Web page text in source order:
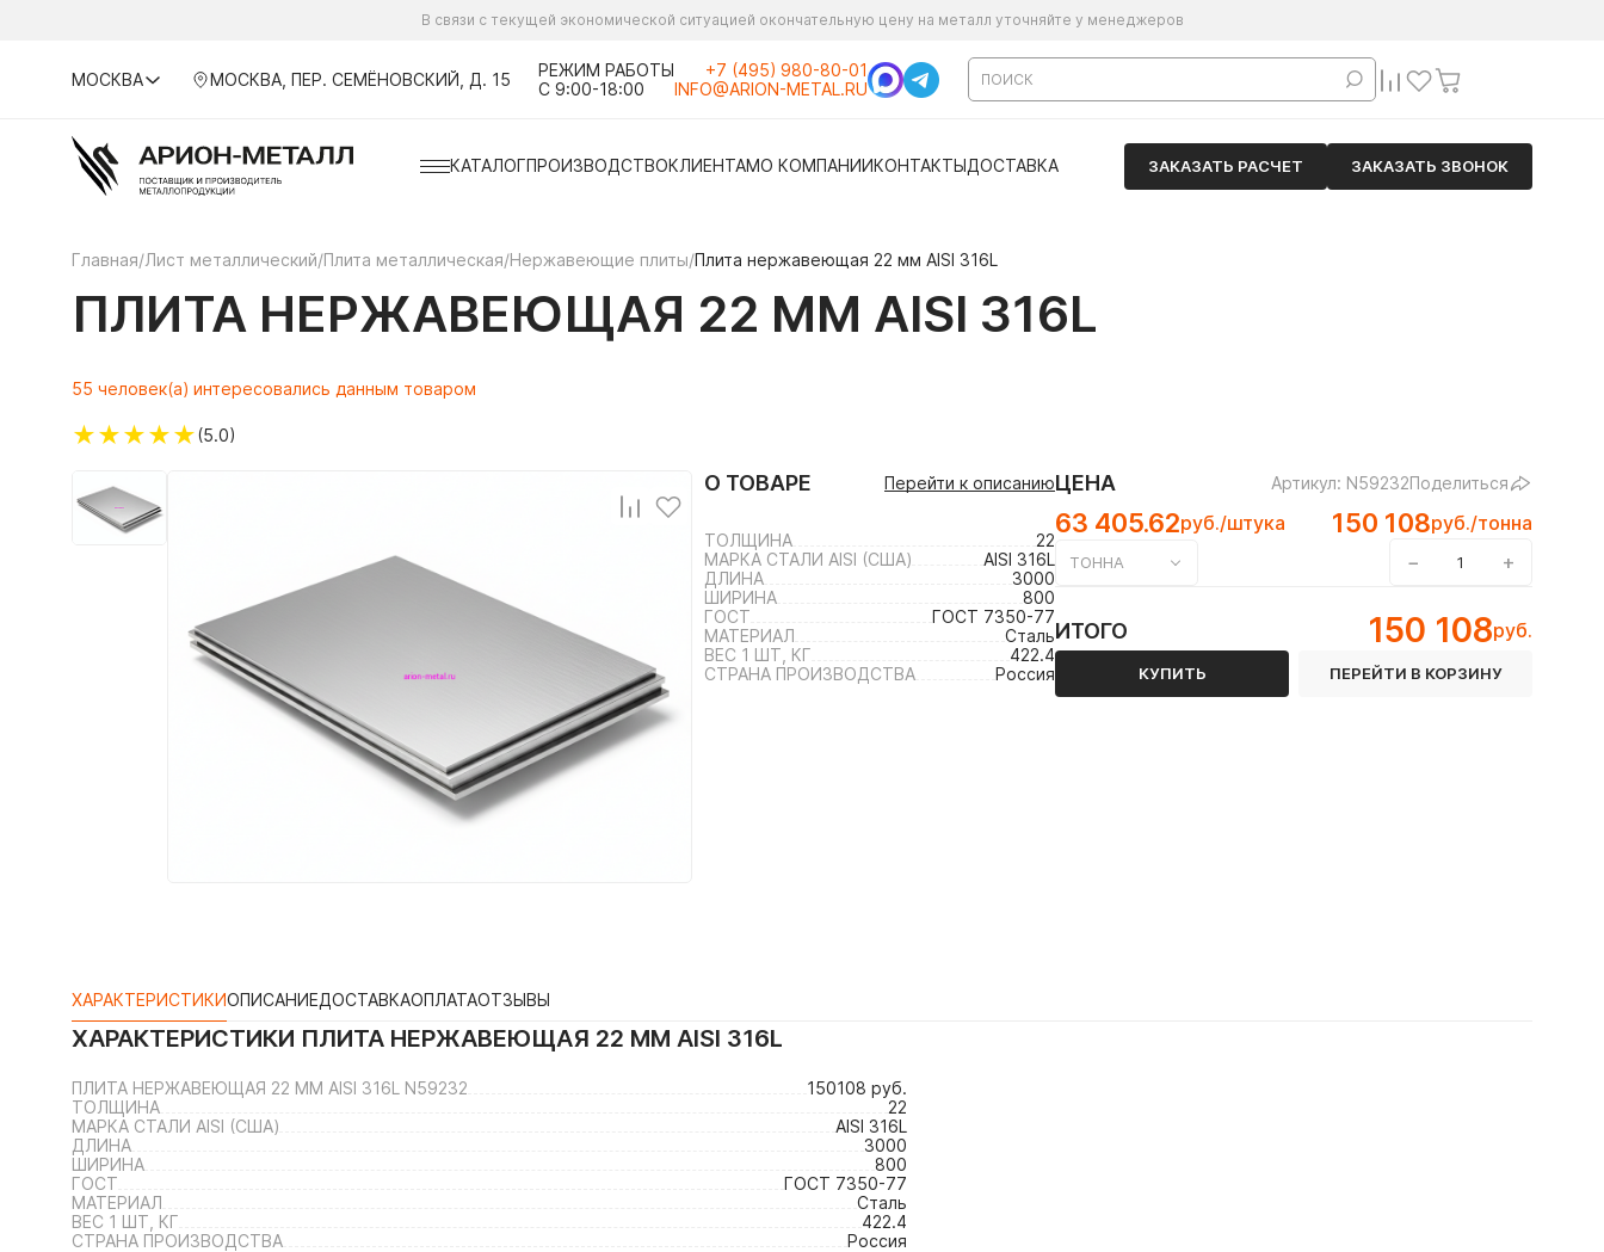
В связи с текущей экономической ситуацией окончательную цену на металл уточняйте у менеджеров
МОСКВА МОСКВА, ПЕР. СЕМЁНОВСКИЙ, Д. 15
РЕЖИМ РАБОТЫ
С 9:00-18:00
+7 (495) 980-80-01
INFO@ARION-METAL.RU
КАТАЛОГПРОИЗВОДСТВОКЛИЕНТАМО КОМПАНИИКОНТАКТЫДОСТАВКА ЗАКАЗАТЬ РАСЧЕТ ЗАКАЗАТЬ ЗВОНОК
Главная/Лист металлический/Плита металлическая/Нержавеющие плиты/Плита нержавеющая 22 мм AISI 316L
ПЛИТА НЕРЖАВЕЮЩАЯ 22 ММ AISI 316L
55 человек(а) интересовались данным товаром
★★★★★(5.0)
О ТОВАРЕ Перейти к описанию
ТОЛЩИНА
22
МАРКА СТАЛИ AISI (США)
AISI 316L
ДЛИНА
3000
ШИРИНА
800
ГОСТ
ГОСТ 7350-77
МАТЕРИАЛ
Сталь
ВЕС 1 ШТ, КГ
422.4
СТРАНА ПРОИЗВОДСТВА
Россия
ЦЕНА Артикул: N59232Поделиться
63 405.62руб./штука 150 108руб./тонна
ТОННА − +
ИТОГО 150 108руб.
КУПИТЬ ПЕРЕЙТИ В КОРЗИНУ
ХАРАКТЕРИСТИКИОПИСАНИЕДОСТАВКАОПЛАТАОТЗЫВЫ
ХАРАКТЕРИСТИКИ ПЛИТА НЕРЖАВЕЮЩАЯ 22 ММ AISI 316L
ПЛИТА НЕРЖАВЕЮЩАЯ 22 ММ AISI 316L N59232
150108 руб.
ТОЛЩИНА
22
МАРКА СТАЛИ AISI (США)
AISI 316L
ДЛИНА
3000
ШИРИНА
800
ГОСТ
ГОСТ 7350-77
МАТЕРИАЛ
Сталь
ВЕС 1 ШТ, КГ
422.4
СТРАНА ПРОИЗВОДСТВА
Россия